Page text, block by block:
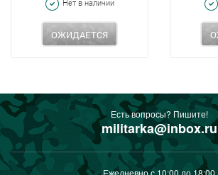
Нет в наличии
ОЖИДАЕТСЯ
Есть вопросы? Пишите!
militarka@inbox.ru
Ежедневно с 10:00 до 18:00